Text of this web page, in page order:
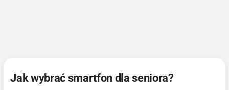
Jak wybrać smartfon dla seniora?